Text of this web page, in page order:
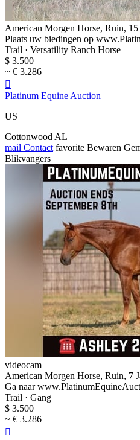
American Morgen Horse, Ruin,
Plaats uw biedingen op
Trail · Versatility Ranch Horse
$ 3.500
~ € 3.286

Platinum Equine Auction
US
Cottonwood AL
mail Contact favorite Bewaren
Blikvangers
videocam
American Morgen Horse, Ruin, 7
Ga naar
Trail · Gang
$ 3.500
~ € 3.286
